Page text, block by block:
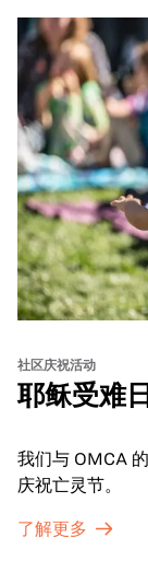
move, make,
社区庆祝活动
耶稣受难日
我们与 OMCA
庆祝亡灵节。
了解更多